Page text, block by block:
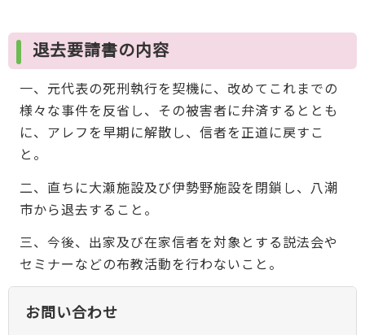
退去要請書の内容
一、元代表の死刑執行を契機に、改めてこれまでの
様々な事件を反省し、その被害者に弁済するととも
に、アレフを早期に解散し、信者を正道に戻すこ
と。
二、直ちに大瀬施設及び伊勢野施設を閉鎖し、八潮
市から退去すること。
三、今後、出家及び在家信者を対象とする説法会や
セミナーなどの布教活動を行わないこと。
お問い合わせ